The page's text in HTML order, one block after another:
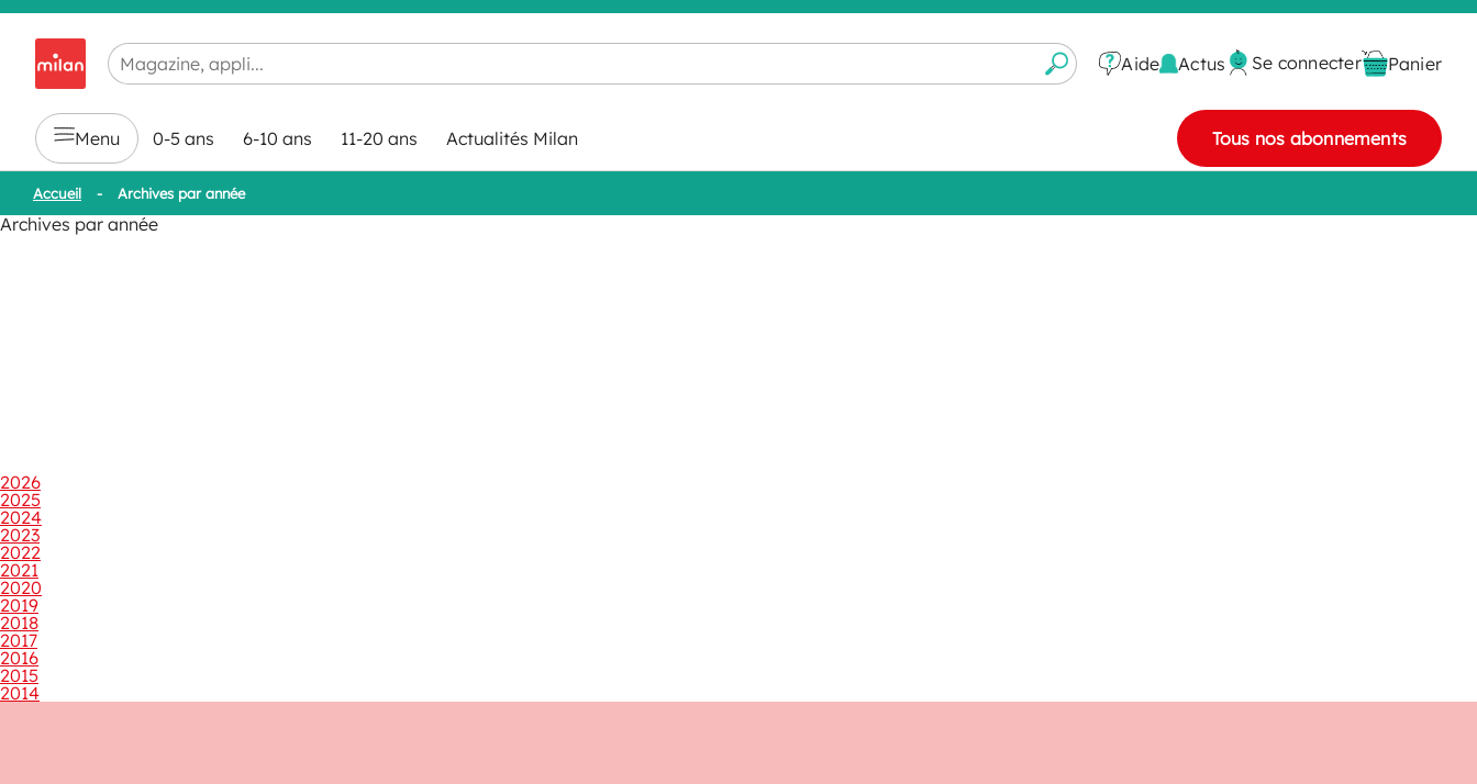
Chargement en cours...
Aide Actus Se connecter Panier
Menu 0-5 ans 6-10 ans 11-20 ans Actualités Milan Tous nos abonnements
Accueil - Archives par année
Archives par année
2026
2025
2024
2023
2022
2021
2020
2019
2018
2017
2016
2015
2014